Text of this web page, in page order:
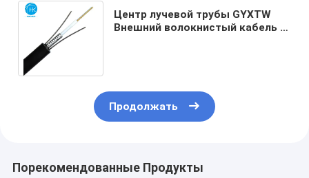
Центр лучевой трубы GYXTW
Внешний волокнистый кабель с
Продолжать
Порекомендованные Продукты